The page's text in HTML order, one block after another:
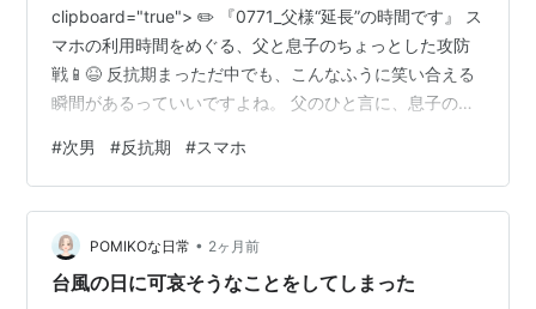
clipboard="true"> ✏️ 『0771_父様“延長”の時間です』 ス
マホの利用時間をめぐる、父と息子のちょっとした攻防
戦📱😆 反抗期まっただ中でも、こんなふうに笑い合える
瞬間があるっていいですよね。 父のひと言に、息子のツ
いや、もはや“日常の名物”なのかもしれません😂 家族の
距離感って、こうして揺れたり戻ったりしながら 少しず
つ育っていくものなんでしょうね🌱✨ --------------------
-- ブログ「うちの子３兄弟（再）」では初期作品（第…
#次男 #反抗期 #スマホ
POMIKOな日常 • 2ヶ月前
台風の日に可哀そうなことをしてしまった